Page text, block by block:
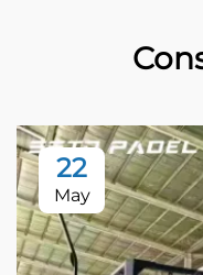
22
May